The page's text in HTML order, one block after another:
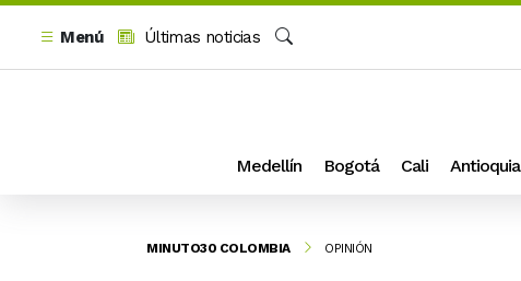
Menú
Últimas noticias
Medellín Bogotá Cali Antioquia
MINUTO30 COLOMBIA OPINIÓN